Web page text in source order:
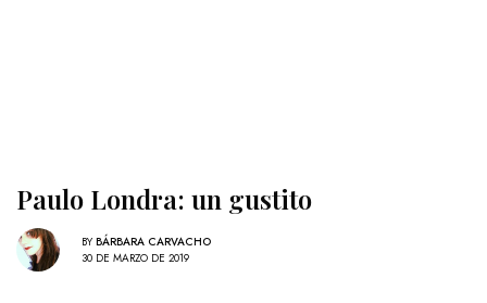
Paulo Londra: un gustito
BY BÁRBARA CARVACHO
30 DE MARZO DE 2019